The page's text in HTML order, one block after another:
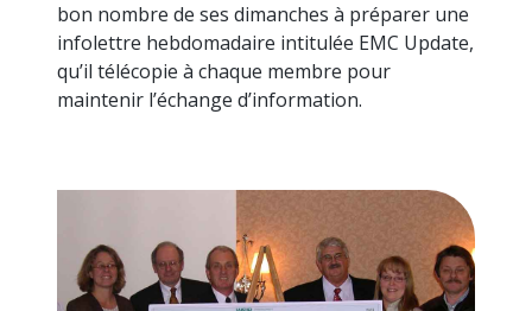
bon nombre de ses dimanches à préparer une
infolettre hebdomadaire intitulée EMC Update,
qu’il télécopie à chaque membre pour
maintenir l’échange d’information.